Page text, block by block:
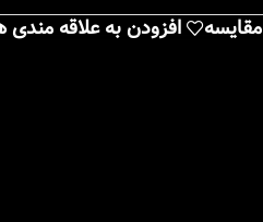
مقایسه افزودن به علاقه مندی